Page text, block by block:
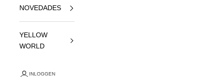
NOVEDADES
YELLOW
WORLD
INLOGGEN